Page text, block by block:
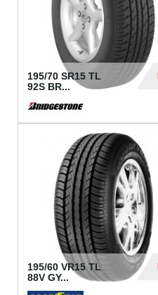
195/70 SR15 TL
92S BR...
195/60 VR15 TL
88V GY...